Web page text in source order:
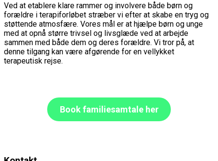
Ved at etablere klare rammer og involvere både børn og
forældre i terapiforløbet stræber vi efter at skabe en tryg og
støttende atmosfære. Vores mål er at hjælpe børn og unge
med at opnå større trivsel og livsglæde ved at arbejde
sammen med både dem og deres forældre. Vi tror på, at
denne tilgang kan være afgørende for en vellykket
terapeutisk rejse.
Book familiesamtale her